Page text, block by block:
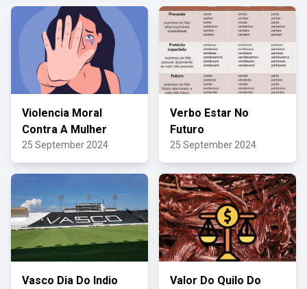
Violencia Moral
Contra A Mulher
25 September 2024
Verbo Estar No
Futuro
25 September 2024
Vasco Dia Do Indio Valor Do Quilo Do